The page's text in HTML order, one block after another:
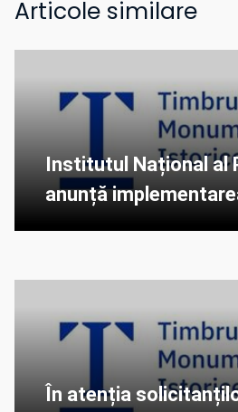
Articole similare
Institutul Național al
anunță
În atenția